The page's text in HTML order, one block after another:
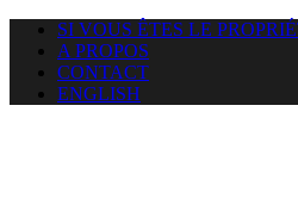
SI VOUS ÊTES LE
A PROPOS
CONTACT
ENGLISH